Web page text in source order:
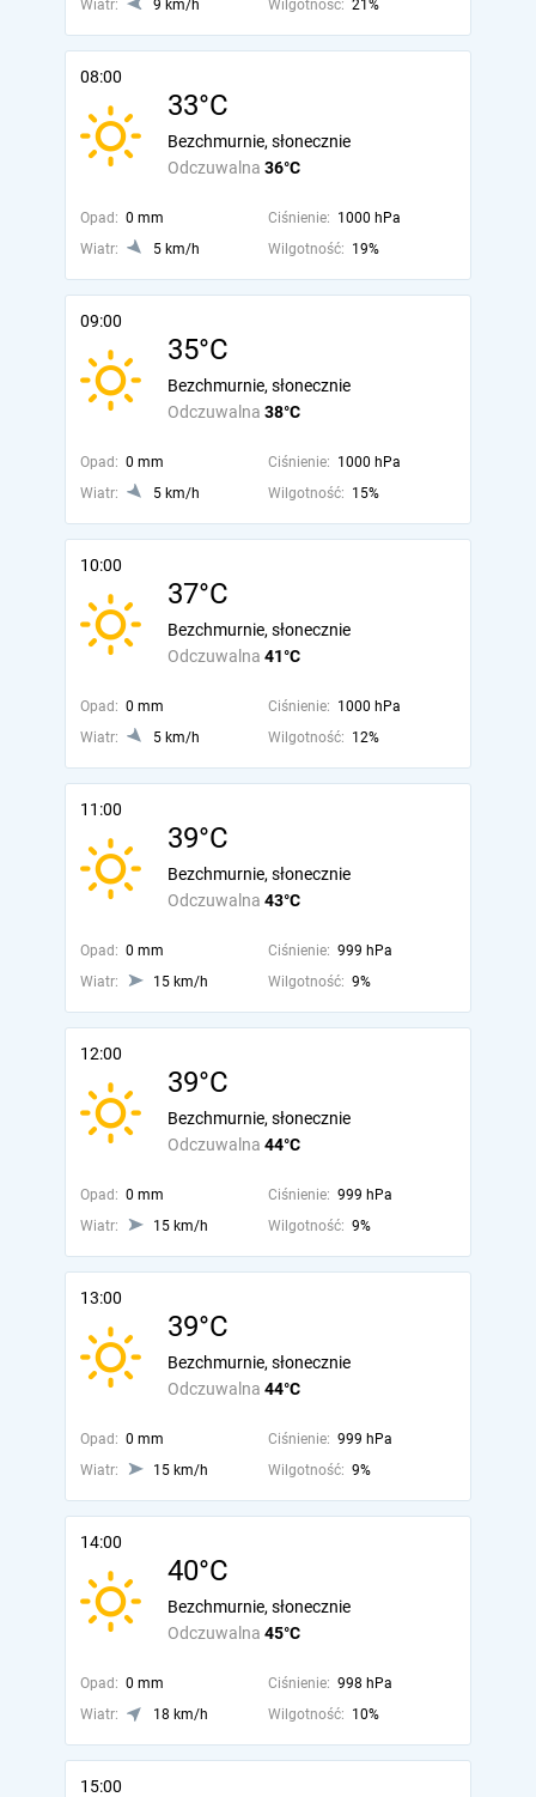
Wiatr: 9 km/h Wilgotność: 21%
08:00
33°C
Odczuwalna 36°C
Bezchmurnie, słonecznie
Opad: 0 mm Ciśnienie: 1000 hPa
Wiatr:
5 km/h Wilgotność: 19%
09:00
35°C
Odczuwalna 38°C
Bezchmurnie, słonecznie
Opad: 0 mm Ciśnienie: 1000 hPa
Wiatr:
5 km/h Wilgotność: 15%
10:00
37°C
Odczuwalna 41°C
Bezchmurnie, słonecznie
Opad: 0 mm Ciśnienie: 1000 hPa
Wiatr:
5 km/h Wilgotność: 12%
11:00
39°C
Odczuwalna 43°C
Bezchmurnie, słonecznie
Opad: 0 mm Ciśnienie: 999 hPa
Wiatr:
15 km/h Wilgotność: 9%
12:00
39°C
Odczuwalna 44°C
Bezchmurnie, słonecznie
Opad: 0 mm Ciśnienie: 999 hPa
Wiatr:
15 km/h Wilgotność: 9%
13:00
39°C
Odczuwalna 44°C
Bezchmurnie, słonecznie
Opad: 0 mm Ciśnienie: 999 hPa
Wiatr:
15 km/h Wilgotność: 9%
14:00
40°C
Odczuwalna 45°C
Bezchmurnie, słonecznie
Opad: 0 mm Ciśnienie: 998 hPa
Wiatr:
18 km/h Wilgotność: 10%
15:00